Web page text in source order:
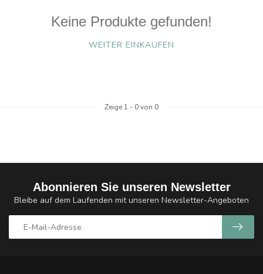
Keine Produkte gefunden!
WEITER EINKAUFEN
Zeige 1 - 0von 0
Abonnieren Sie unseren Newsletter
Bleibe auf dem Laufenden mit unseren Newsletter-Angeboten